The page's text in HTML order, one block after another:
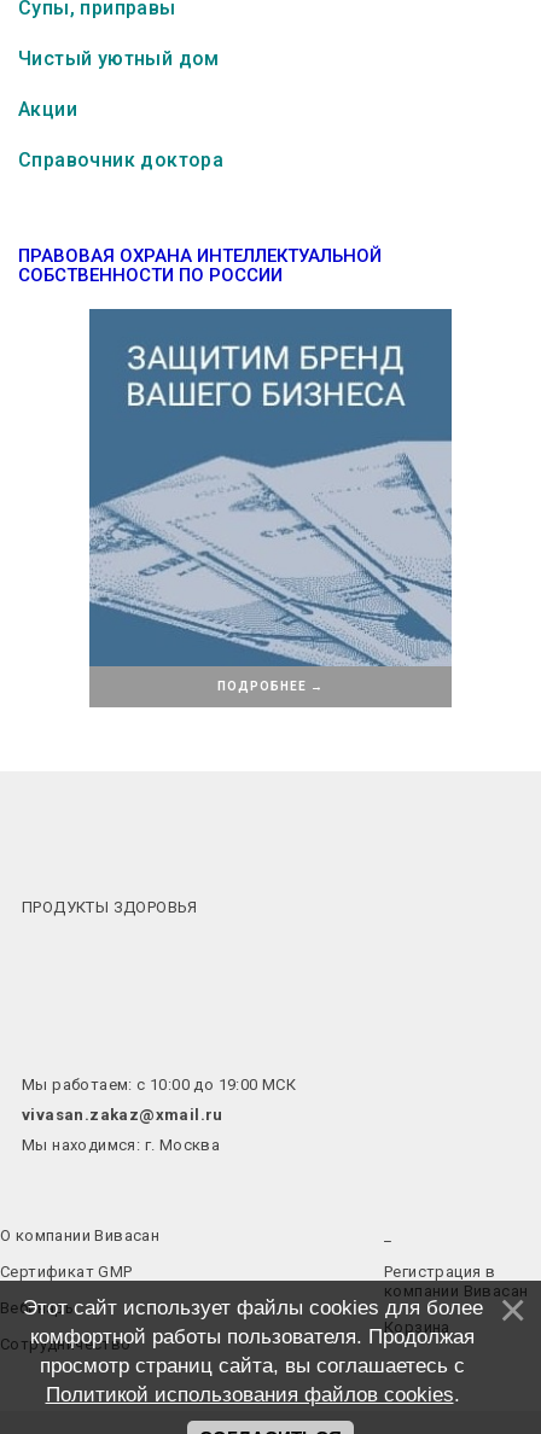
Супы, приправы
Чистый уютный дом
Акции
Справочник доктора
ПРАВОВАЯ ОХРАНА ИНТЕЛЛЕКТУАЛЬНОЙ
СОБСТВЕННОСТИ ПО РОССИИ
ПОДРОБНЕЕ →
ПРОДУКТЫ ЗДОРОВЬЯ
Мы работаем: с 10:00 до 19:00 МСК
vivasan.zakaz@xmail.ru
Мы находимся: г. Москва
О компании Вивасан
Сертификат GMP
Вебинары
Сотрудничество
Регистрация в
компании Вивасан
Корзина
Этот сайт использует файлы cookies для более
комфортной работы пользователя. Продолжая
просмотр страниц сайта, вы соглашаетесь с
Политикой использования файлов cookies.